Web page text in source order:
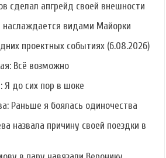
сделал апгрейд своей внешности
наслаждается видами Майорки
проектных событиях (6.08.2026)
Всё возможно
Я до сих пор в шоке
Раньше я боялась одиночества
назвала причину своей поездки в